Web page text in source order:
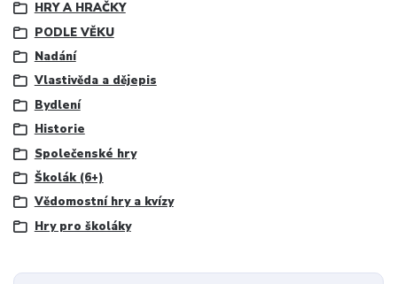
HRY A HRAČKY
PODLE VĚKU
Nadání
Vlastivěda a dějepis
Bydlení
Historie
Společenské hry
Školák (6+)
Vědomostní hry a kvízy
Hry pro školáky